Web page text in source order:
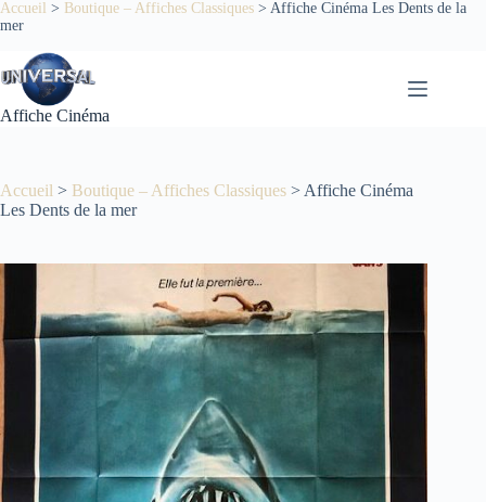
Passer
au
Accueil > Boutique – Affiches Classiques > Affiche Cinéma Les Dents de la
mer
Affiche Cinéma
Accueil > Boutique – Affiches Classiques > Affiche Cinéma
Les Dents de la mer